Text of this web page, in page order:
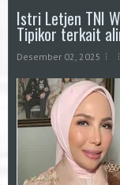
Istri Letjen TNI
Tipikor terkait
Desember 02, 2025